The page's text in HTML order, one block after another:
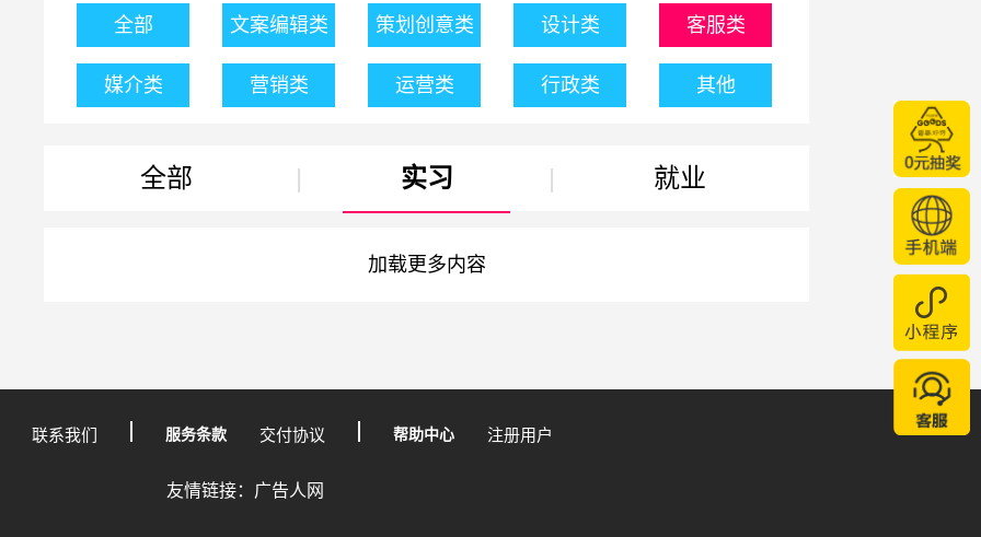
全部 文案编辑类 策划创意类 设计类 客服类
媒介类 营销类 运营类 行政类 其他
全部 | 实习 | 就业
加载更多内容
联系我们 服务条款 交付协议 帮助中心 注册用户
友情链接：广告人网